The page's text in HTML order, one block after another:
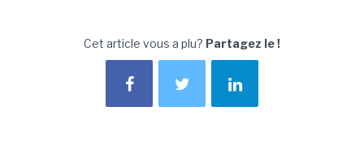
Cet article vous a plu? Partagez le !